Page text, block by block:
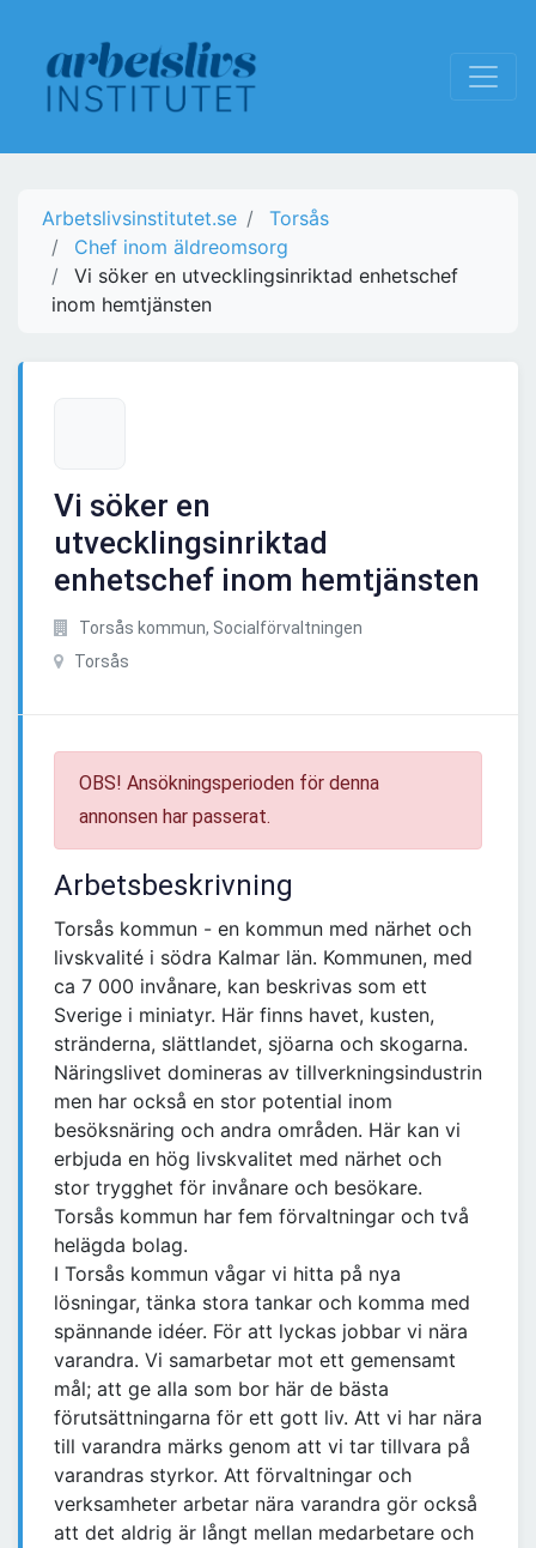
Arbetslivsinstitutet.se
Torsås
Chef inom äldreomsorg
Vi söker en utvecklingsinriktad enhetschef
inom hemtjänsten
Vi söker en
utvecklingsinriktad
enhetschef inom hemtjänsten
Torsås kommun, Socialförvaltningen
Torsås
OBS! Ansökningsperioden för denna
annonsen har passerat.
Arbetsbeskrivning
Torsås kommun - en kommun med närhet och
livskvalité i södra Kalmar län. Kommunen, med
ca 7 000 invånare, kan beskrivas som ett
Sverige i miniatyr. Här finns havet, kusten,
stränderna, slättlandet, sjöarna och skogarna.
Näringslivet domineras av tillverkningsindustrin
men har också en stor potential inom
besöksnäring och andra områden. Här kan vi
erbjuda en hög livskvalitet med närhet och
stor trygghet för invånare och besökare.
Torsås kommun har fem förvaltningar och två
helägda bolag.
I Torsås kommun vågar vi hitta på nya
lösningar, tänka stora tankar och komma med
spännande idéer. För att lyckas jobbar vi nära
varandra. Vi samarbetar mot ett gemensamt
mål; att ge alla som bor här de bästa
förutsättningarna för ett gott liv. Att vi har nära
till varandra märks genom att vi tar tillvara på
varandras styrkor. Att förvaltningar och
verksamheter arbetar nära varandra gör också
att det aldrig är långt mellan medarbetare och